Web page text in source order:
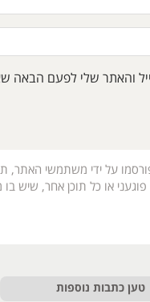
והאתר שלי לפעם הבאה
על ידי משתמשי האתר,
או כל תוכן אחר, שיש
טען כתבות נוספות